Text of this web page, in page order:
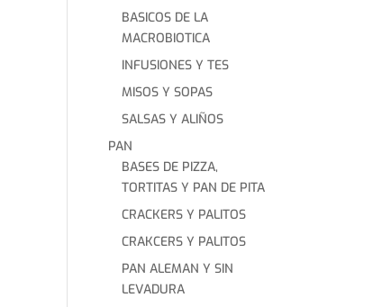
BASICOS DE LA
MACROBIOTICA
INFUSIONES Y TES
MISOS Y SOPAS
SALSAS Y ALIÑOS
PAN
BASES DE PIZZA,
TORTITAS Y PAN DE PITA
CRACKERS Y PALITOS
CRAKCERS Y PALITOS
PAN ALEMAN Y SIN
LEVADURA